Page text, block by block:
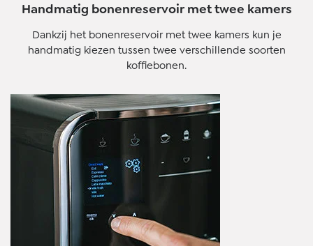
Handmatig bonenreservoir met twee kamers
Dankzij het bonenreservoir met twee kamers kun je
handmatig kiezen tussen twee verschillende soorten
koffiebonen.